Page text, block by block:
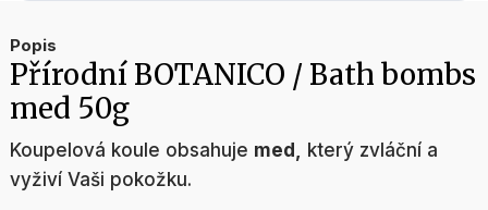
Popis
Přírodní BOTANICO / Bath bombs
med 50g
Koupelová koule obsahuje med, který zvláční a
vyživí Vaši pokožku.